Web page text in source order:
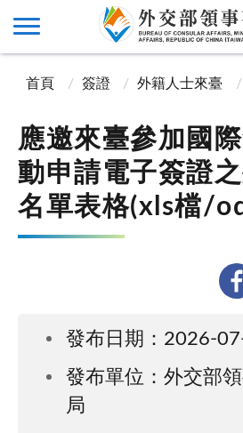
首頁 簽證 外籍人士來臺
應邀來臺參加國
動申請電子簽證
名單表格(xls檔/
發布日期：2026-
發布單位：外交部
局